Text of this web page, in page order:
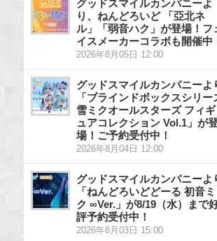
グッドスマイルカンパニーよ
り、ねんどろいど 「亞北ネ
ル」「弱音ハク」が登場！フ
イスメーカーコラボも開催中
2026年8月05日 12:00
グッドスマイルカンパニーよ
「ブラインドボックスシリー
雪ミクオールスターズ フィギ
ュアコレクション Vol.1」が
場！ご予約受付中！
2026年8月04日 12:00
グッドスマイルカンパニーよ
「ねんどろいどどーる 初音ミ
ク ∞Ver.」が8/19（水）まで
評予約受付中！
2026年8月03日 15:00